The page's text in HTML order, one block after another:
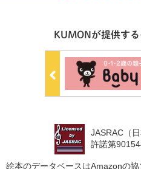
KUMONが提供す
JASRAC（
許諾第
絵本のデータベースはAmazonの協